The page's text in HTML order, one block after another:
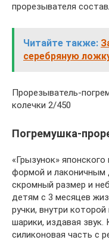
прорезывателя
Читайте также:
серебряную
Прорезыватель-
колечки 2/450
Погремушка-
«Грызунок»
формой и лаконичным
скромный размер и
детям с 3 месяцев
ручки, внутри
шарики, издавая звук.
силиконовая часть с